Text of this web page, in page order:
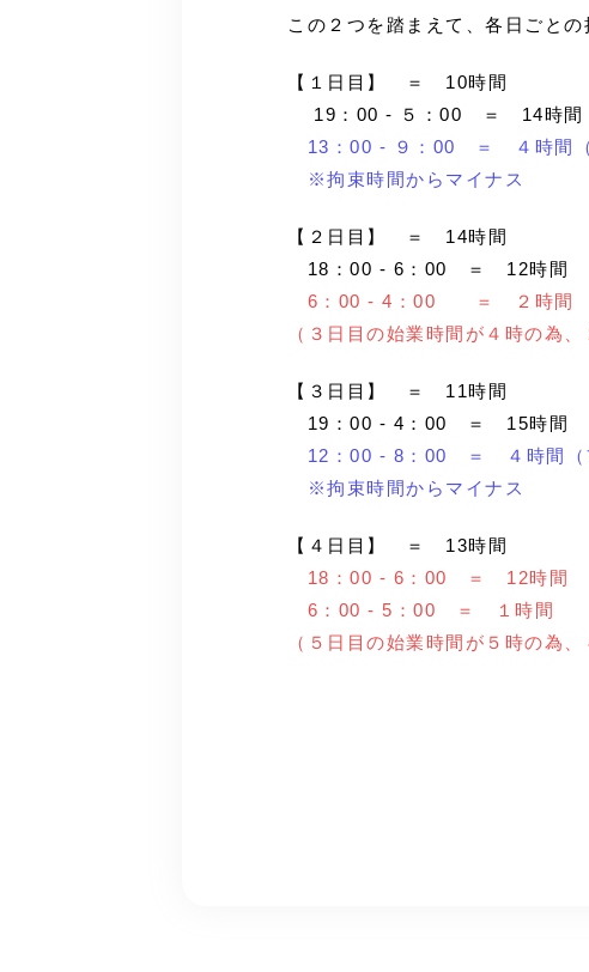
この２つを踏まえて、各日ごとの
【１日目】 ＝ 10時間
19：00 - ５：00 ＝ 14時間
13：00 - ９：00 ＝ ４時間（
※拘束時間からマイナス
【２日目】 ＝ 14時間
18：00 - 6：00 ＝ 12時間
6：00 - 4：00 ＝ ２時間
（３日目の始業時間が４時の為
【３日目】 ＝ 11時間
19：00 - 4：00 ＝ 15時間
12：00 - 8：00 ＝ ４時間（
※拘束時間からマイナス
【４日目】 ＝ 13時間
18：00 - 6：00 ＝ 12時間
6：00 - 5：00 ＝ １時間
（５日目の始業時間が５時の為